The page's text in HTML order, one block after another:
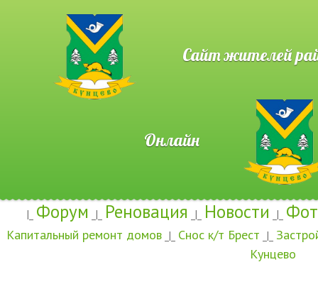
Сайт жителей
Онлайн
|_ Форум _|_ Реновация _|_ Новости _|_
Капитальный ремонт домов _|_ Снос к/т Брест _|_
Кунцево